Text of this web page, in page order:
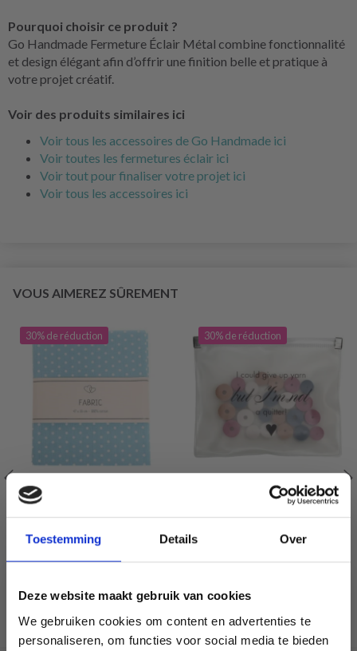
Toestemming Details Over
Deze website maakt gebruik van cookies
We gebruiken cookies om content en advertenties te
personaliseren, om functies voor social media te bieden
Pourquoi choisir ce produit ?
Go Handmade Fermeture Éclair Métal combine fonctionnalité
et design élégant afin d’offrir une finition belle et pratique à
votre projet créatif.
Voir des produits similaires ici
Voir tous les accessoires de Go Handmade ici
Voir toutes les fermetures éclair ici
Voir tout pour finaliser votre projet ici
Voir tous les accessoires ici
VOUS AIMEREZ SÛREMENT
30% de réduction
ALLEZ TISSU FAIT MAIN
L'offre expire le 31/08/2026
Voir toutes les options
30% de réduction
GO HANDMADE ARRÊTE-
L'offre expire le 31/08/2026
Voir toutes les options